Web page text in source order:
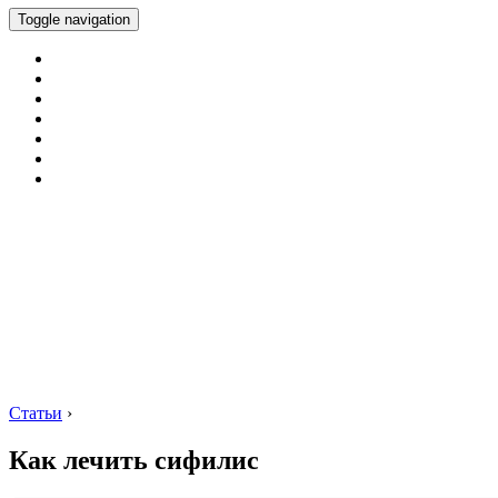
Toggle navigation
Статьи ›
Как лечить сифилис